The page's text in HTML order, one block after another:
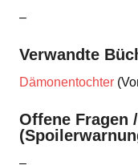
–
Verwandte
Dämonentochter
Offene Fragen